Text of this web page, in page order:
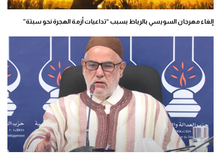
إلغاء مهرجان السويسي بالرباط بسبب “تداعيات أزمة الهجرة نحو سبتة”